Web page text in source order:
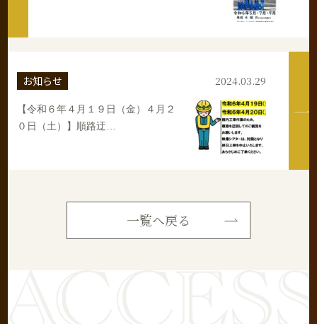
お知らせ
【令和６年４月１９日（金）４月２
０日（土）】順路迂…
2024.03.29
一覧へ戻る